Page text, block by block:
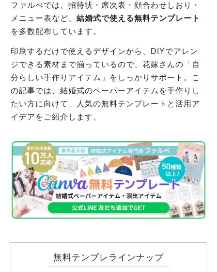
ファルべでは、招待状・席次表・顔合わせしおり・
メニュー表など、結婚式で使える無料テンプレート
を多数配布しています。
印刷するだけで使えるデザインから、DIYでアレン
ジできる素材まで揃っているので、花嫁さんの「自
分らしい手作りアイテム」をしっかりサポート。こ
の記事では、結婚式のペーパーアイテムを手作りし
たい方に向けて、人気の無料テンプレートと活用ア
イデアをご紹介します。
無料テンプレラインナップ